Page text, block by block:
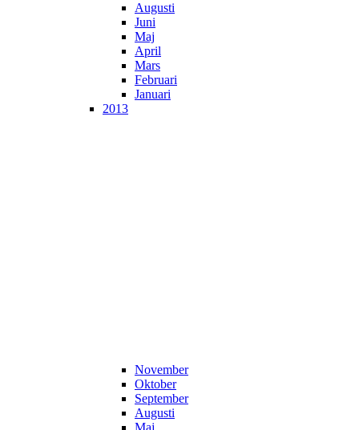
Augusti
Juni
Maj
April
Mars
Februari
Januari
2013
November
Oktober
September
Augusti
Maj